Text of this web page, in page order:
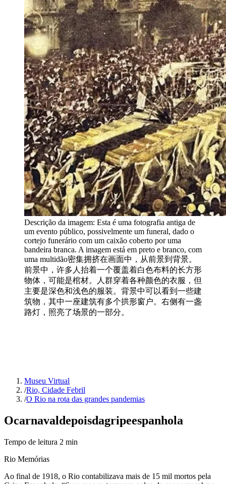
Descrição da imagem: Esta é uma fotografia antiga de
um evento público, possivelmente um funeral, dado o
cortejo funerário com um caixão coberto por uma
bandeira branca. A imagem está em preto e branco, com
uma multidão密集拥挤在画面中，从前景到背景。
前景中，许多人抬着一个覆盖着白色布料的长方形
物体，可能是棺材。人群穿着各种颜色的衣服，但
主要是深色和浅色的服装。背景中可以看到一些建
筑物，其中一座建筑有多个拱形窗户。右侧有一盏
路灯，照亮了场景的一部分。
Museu Virtual
/Rio, Cidade Febril
/O Rio na rota das grandes pandemias
Ocarnavaldepoisdagripeespanhola
Tempo de leitura 2 min
Rio Memórias
Ao final de 1918, o Rio contabilizava mais de 15 mil mortos pela